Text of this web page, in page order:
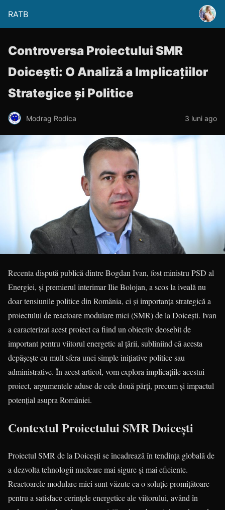
RATB
Controversa Proiectului SMR
Doicești: O Analiză a Implicațiilor
Strategice și Politice
Modrag Rodica 3 luni ago
Recenta dispută publică dintre Bogdan Ivan, fost ministru PSD al
Energiei, și premierul interimar Ilie Bolojan, a scos la iveală nu
doar tensiunile politice din România, ci și importanța strategică a
proiectului de reactoare modulare mici (SMR) de la Doicești. Ivan
a caracterizat acest proiect ca fiind un obiectiv deosebit de
important pentru viitorul energetic al țării, subliniind că acesta
depășește cu mult sfera unei simple inițiative politice sau
administrative. În acest articol, vom explora implicațiile acestui
proiect, argumentele aduse de cele două părți, precum și impactul
potențial asupra României.
Contextul Proiectului SMR Doicești
Proiectul SMR de la Doicești se încadrează în tendința globală de
a dezvolta tehnologii nucleare mai sigure și mai eficiente.
Reactoarele modulare mici sunt văzute ca o soluție promițătoare
pentru a satisface cerințele energetice ale viitorului, având în